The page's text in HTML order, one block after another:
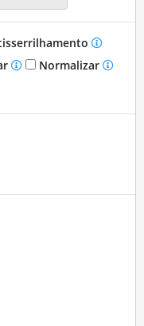
Normalizar